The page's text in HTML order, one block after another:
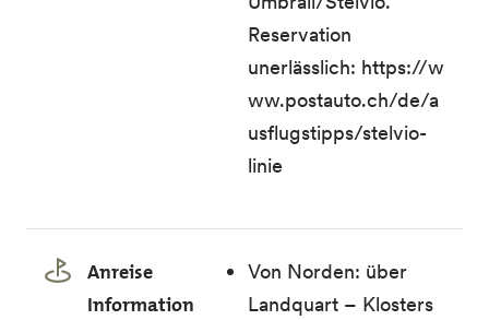
Reservation
unerlässlich: https://w
ww.postauto.ch/de/a
usflugstipps/stelvio-
linie
Anreise
Information
Von Norden: über
Landquart – Klosters